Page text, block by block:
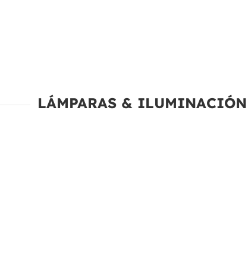
LÁMPARAS & ILUMINACIÓN